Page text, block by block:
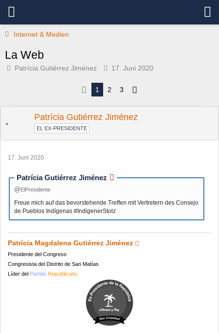
Internet & Medien
La Web
Patrícia Gutiérrez Jiménez 17. Juni 2020
1 2 3
Patrícia Gutiérrez Jiménez
EL EX-PRESIDENTE
17. Juni 2020
Patrícia Gutiérrez Jiménez
ElPresidente
Freue mich auf das bevorstehende Treffen mit Vertretern des Consejo
de Pueblos Indígenas #IndigenerStolz
Patrícia Magdalena Gutiérrez Jiménez
Presidente del Congreso
Congresista del Distrito de San Matías
Líder del Partido Republicano